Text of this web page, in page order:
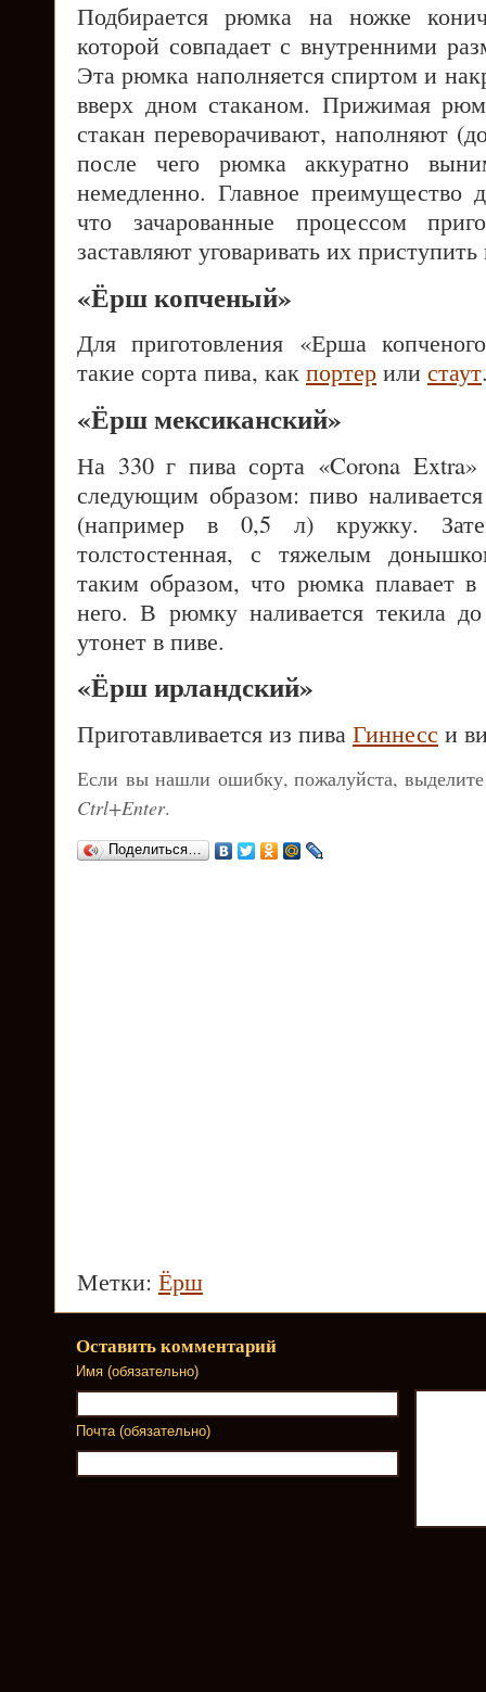
Подбирается рюмка на ножке
которой совпадает с внутренними
Эта рюмка наполняется спиртом и
вверх дном стаканом. Прижимая
стакан переворачивают, наполняют
после чего рюмка аккуратно
немедленно. Главное преимущество
что зачарованные процессом
заставляют уговаривать их
«Ёрш копченый»
Для приготовления «Ерша
такие сорта пива, как портер или стаут
«Ёрш мексиканский»
На 330 г пива сорта «Corona
следующим образом: пиво
(например в 0,5 л) кружку.
толстостенная, с тяжелым
таким образом, что рюмка плавает
него. В рюмку наливается текила
утонет в пиве.
«Ёрш ирландский»
Приготавливается из пива Гиннесс и
Если вы нашли ошибку, пожалуйста,
Ctrl+Enter.
Поделиться…
Метки: Ёрш
Оставить комментарий
Имя (обязательно)
Почта (обязательно)